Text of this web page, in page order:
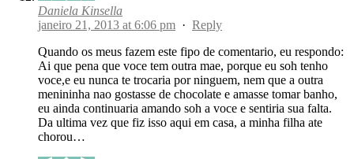
Daniela Kinsella
janeiro 21, 2013 at 6:06 pm · Reply
Quando os meus fazem este fipo de comentario, eu respondo:
Ai que pena que voce tem outra mae, porque eu soh tenho
voce,e eu nunca te trocaria por ninguem, nem que a outra
menininha nao gostasse de chocolate e amasse tomar banho,
eu ainda continuaria amando soh a voce e sentiria sua falta.
Da ultima vez que fiz isso aqui em casa, a minha filha ate
chorou…